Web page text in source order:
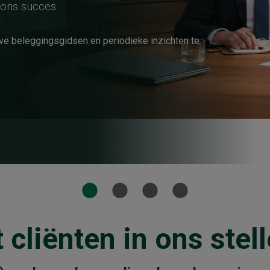
Investment Officer
cliënten in ons